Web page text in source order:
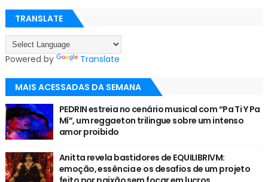
TRANSLATE
Powered by Translate
MAIS ACESSADAS DA SEMANA
PEDRIN estreia no cenário musical com “Pa Ti Y Pa
Mí”, um reggaeton trilingue sobre um intenso
amor proibido
Anitta revela bastidores de EQUILIBRIVM:
emoção, essência e os desafios de um projeto